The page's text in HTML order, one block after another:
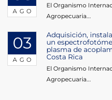
AGO
El Organismo
Agropecuaria...
03
AGO
Adquisición,
un
plasma de
Costa Rica
El Organismo
Agropecuaria...